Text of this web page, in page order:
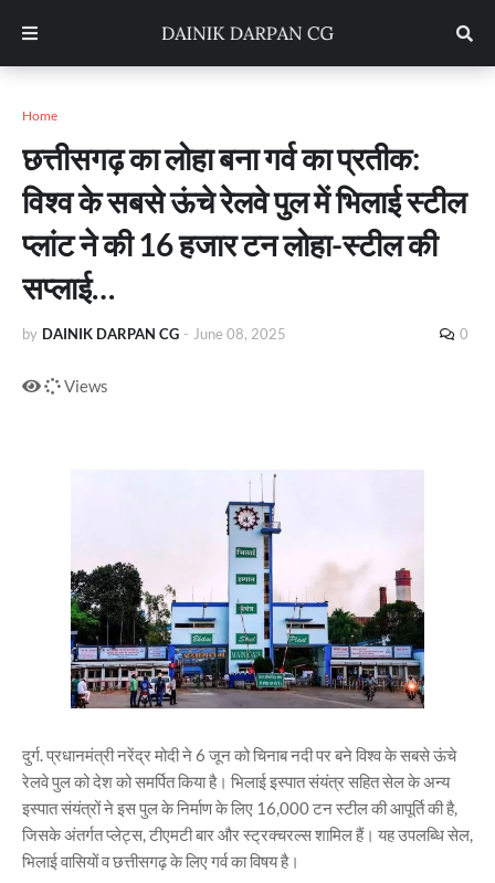
Home
छत्तीसगढ़ का लोहा बना गर्व का प्रतीक:
विश्व के सबसे ऊंचे रेलवे पुल में भिलाई स्टील
प्लांट ने की 16 हजार टन लोहा-स्टील की
सप्लाई…
by DAINIK DARPAN CG - June 08, 2025 0
Views
दुर्ग. प्रधानमंत्री नरेंद्र मोदी ने 6 जून को चिनाब नदी पर बने विश्व के सबसे ऊंचे
रेलवे पुल को देश को समर्पित किया है। भिलाई इस्पात संयंत्र सहित सेल के अन्य
इस्पात संयंत्रों ने इस पुल के निर्माण के लिए 16,000 टन स्टील की आपूर्ति की है,
जिसके अंतर्गत प्लेट्स, टीएमटी बार और स्ट्रक्चरल्स शामिल हैं। यह उपलब्धि सेल,
भिलाई वासियों व छत्तीसगढ़ के लिए गर्व का विषय है।